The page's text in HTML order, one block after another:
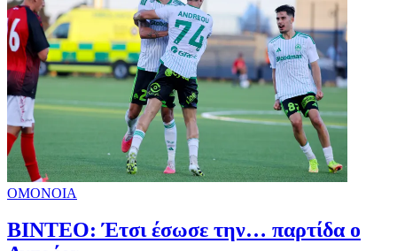
ΟΜΟΝΟΙΑ
ΒΙΝΤΕΟ: Έτσι έσωσε την… παρτίδα ο